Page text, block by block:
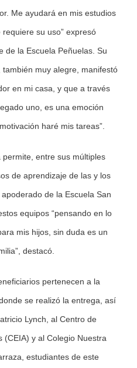
Me ayudará en mis estudios
su uso” expresó
de la Escuela Peñuelas. Su
muy alegre, manifestó
en mi casa, y que a través
uno, es una emoción
haré mis tareas”.
entre sus múltiples
de aprendizaje de las y los
de la Escuela San
equipos “pensando en lo
mis hijos, sin duda es un
destacó.
pertenecen a la
se realizó la entrega, así
Lynch, al Centro de
(CEIA) y al Colegio Nuestra
estudiantes de este